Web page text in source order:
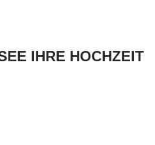
IHRE HOCHZEIT